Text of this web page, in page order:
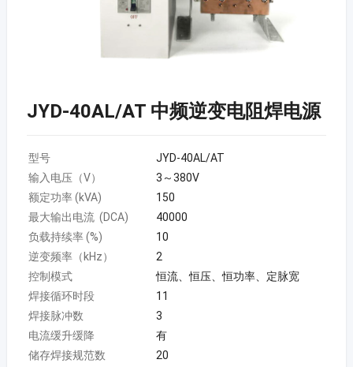
JYD-40AL/AT 中频逆变电阻焊电源
型号
JYD-40AL/AT
输入电压（V）
3～380V
额定功率 (kVA)
150
最大输出电流 (DCA)
40000
负载持续率 (%)
10
逆变频率（kHz）
2
控制模式
恒流、恒压、恒功率、定脉宽
焊接循环时段
11
焊接脉冲数
3
电流缓升缓降
有
储存焊接规范数
20